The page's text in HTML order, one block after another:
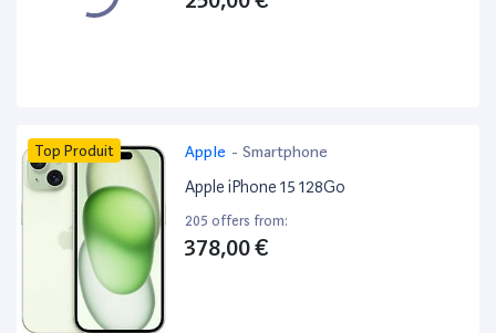
Top Produit Apple - Smartphone
Apple iPhone 15 128Go
205 offers from:
378,00 €